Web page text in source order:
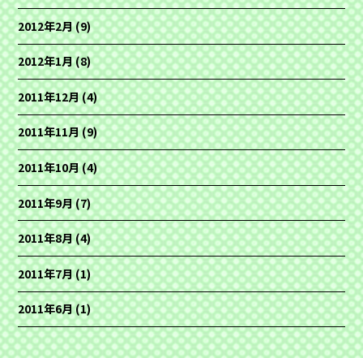
2012年2月(9)
2012年1月(8)
2011年12月(4)
2011年11月(9)
2011年10月(4)
2011年9月(7)
2011年8月(4)
2011年7月(1)
2011年6月(1)